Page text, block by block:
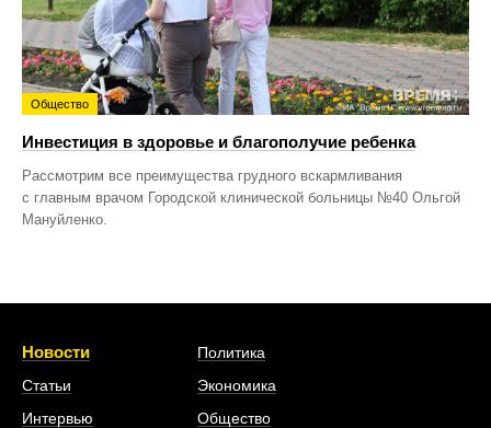
Общество
Инвестиция в здоровье и благополучие ребенка
Рассмотрим все преимущества грудного вскармливания
с главным врачом Городской клинической больницы №40 Ольгой
Мануйленко.
Новости
Статьи
Интервью
Политика
Экономика
Общество